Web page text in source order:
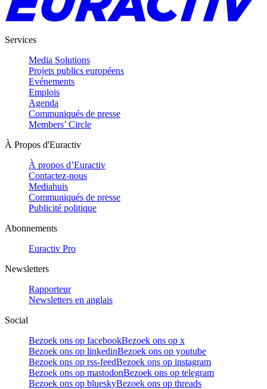
Services
Media Solutions
Projets publics européens
Evénements
Emplois
Agenda
Communiqués de presse
Members’ Circle
À Propos d'Euractiv
À propos d’Euractiv
Contactez-nous
Mediahuis
Communiqués de presse
Publicité politique
Abonnements
Euractiv Pro
Newsletters
Rapporteur
Newsletters en anglais
Social
Bezoek ons op facebookBezoek ons op x
Bezoek ons op linkedinBezoek ons op youtube
Bezoek ons op rss-feedBezoek ons op instagram
Bezoek ons op mastodonBezoek ons op telegram
Bezoek ons op blueskyBezoek ons op threads